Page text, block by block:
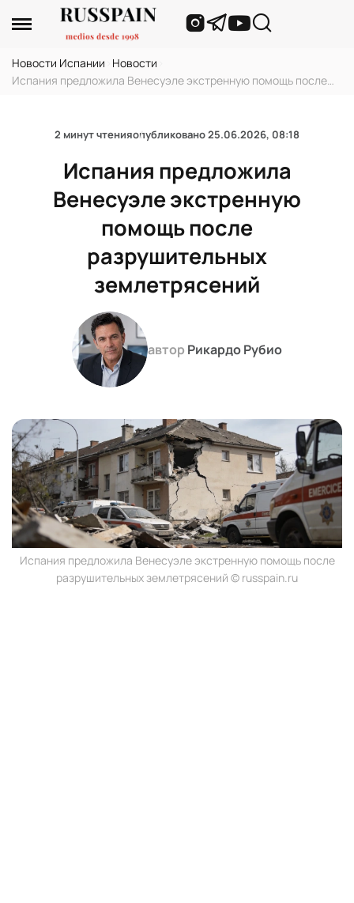
Новости Испании Новости
Испания предложила Венесуэле экстренную помощь после
2 минут чтенияопубликовано25.06.2026, 08:18
Испания предложила
Венесуэле экстренную
помощь после
разрушительных
землетрясений
автор Рикардо Рубио
Испания предложила Венесуэле экстренную помощь после
разрушительных землетрясений © russpain.ru